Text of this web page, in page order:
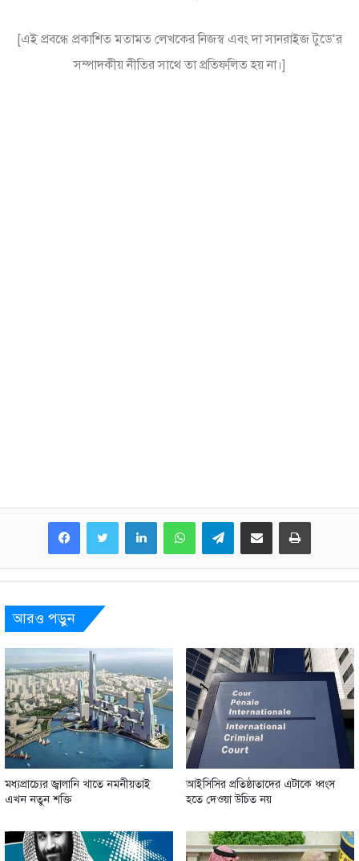
[এই প্রবন্ধে প্রকাশিত মতামত লেখকের নিজস্ব এবং দা সানরাইজ টুডে‘র
সম্পাদকীয় নীতির সাথে তা প্রতিফলিত হয় না।]
LinkedInWhatsAppTelegramShare via Email Print
আরও পড়ুন
মধ্যপ্রাচ্যের জ্বালানি খাতে নমনীয়তাই
এখন নতুন শক্তি
আইসিসির প্রতিষ্ঠাতাদের এটাকে ধ্বংস
হতে দেওয়া উচিত নয়